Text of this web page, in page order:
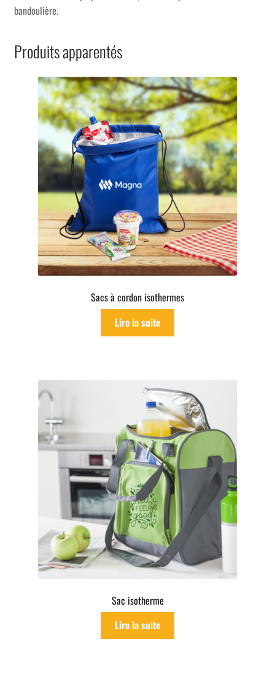
bandoulière.
Produits apparentés
Sacs à cordon isothermes
Lire la suite
Sac isotherme
Lire la suite